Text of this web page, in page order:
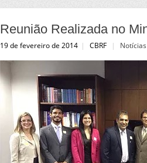
Reunião Realizada no
19 de fevereiro de 2014 | CBRF | Notícias